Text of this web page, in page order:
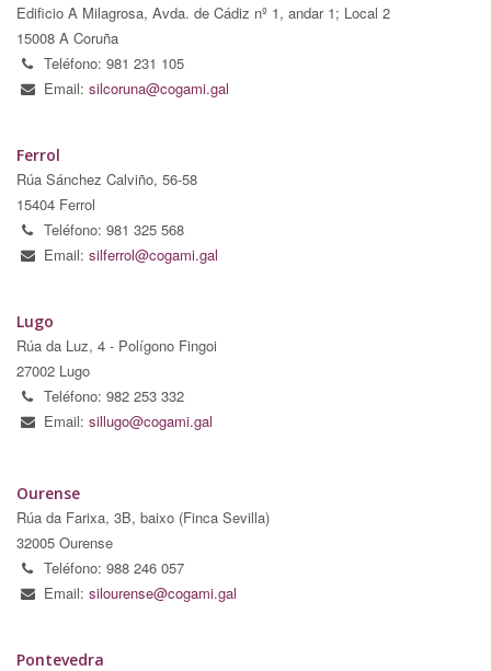
Edificio A Milagrosa, Avda. de Cádiz nº 1, andar 1; Local 2
15008 A Coruña
Teléfono: 981 231 105
Email: silcoruna@cogami.gal
Ferrol
Rúa Sánchez Calviño, 56-58
15404 Ferrol
Teléfono: 981 325 568
Email: silferrol@cogami.gal
Lugo
Rúa da Luz, 4 - Polígono Fingoi
27002 Lugo
Teléfono: 982 253 332
Email: sillugo@cogami.gal
Ourense
Rúa da Farixa, 3B, baixo (Finca Sevilla)
32005 Ourense
Teléfono: 988 246 057
Email: silourense@cogami.gal
Pontevedra